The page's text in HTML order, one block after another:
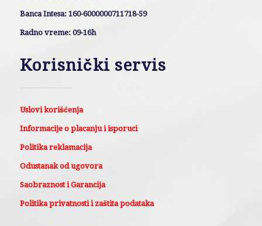
Banca Intesa: 160-6000000711718-59
Radno vreme: 09-16h
Korisnički servis
Uslovi korišćenja
Informacije o placanju i isporuci
Politika reklamacija
Odustanak od ugovora
Saobraznost i Garancija
Politika privatnosti i zaštita podataka